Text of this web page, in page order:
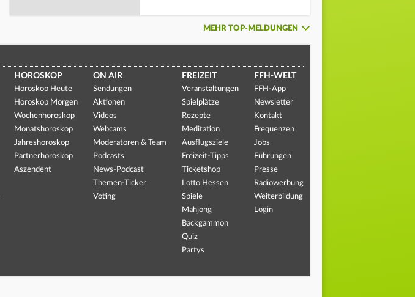
MEHR TOP-MELDUNGEN
HOROSKOP
Horoskop Heute
Horoskop Morgen
Wochenhoroskop
Monatshoroskop
Jahreshoroskop
Partnerhoroskop
Aszendent
ON AIR
Sendungen
Aktionen
Videos
Webcams
Moderatoren & Team
Podcasts
News-Podcast
Themen-Ticker
Voting
FREIZEIT
Veranstaltungen
Spielplätze
Rezepte
Meditation
Ausflugsziele
Freizeit-Tipps
Ticketshop
Lotto Hessen
Spiele
Mahjong
Backgammon
Quiz
Partys
FFH-WELT
FFH-App
Newsletter
Kontakt
Frequenzen
Jobs
Führungen
Presse
Radiowerbung
Weiterbildung
Login